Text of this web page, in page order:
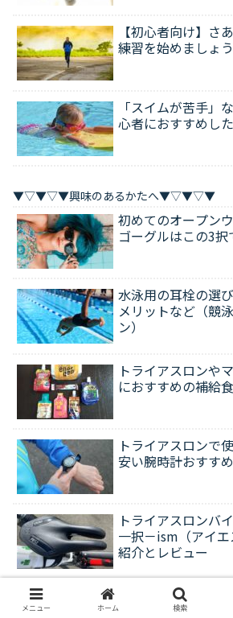
【初心者向け】さ
練習を始めましょ
「スイムが苦手」
心者におすすめし
▼▽▼▽▼興味のあるかたへ▼▽▼▽▼
初めてのオープン
ゴーグルはこの3択
水泳用の耳栓の選
メリットなど（競
ン）
トライアスロンや
におすすめの補給
トライアスロンで
安い腕時計おすす
トライアスロンバ
一択－ism（アイ
紹介とレビュー
メニュー ホーム 検索